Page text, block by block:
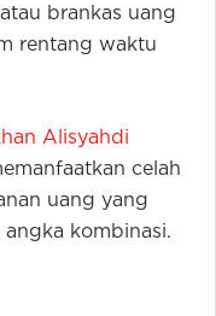
brankas uang
rentang waktu
Alisyahdi
celah
uang yang
kombinasi.